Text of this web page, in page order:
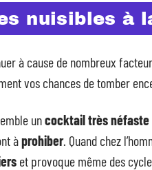
nuisibles à
à cause de nombreux
vos chances de tomber
uncocktail très néfaste
àprohiber. Quand chez
et provoque même des